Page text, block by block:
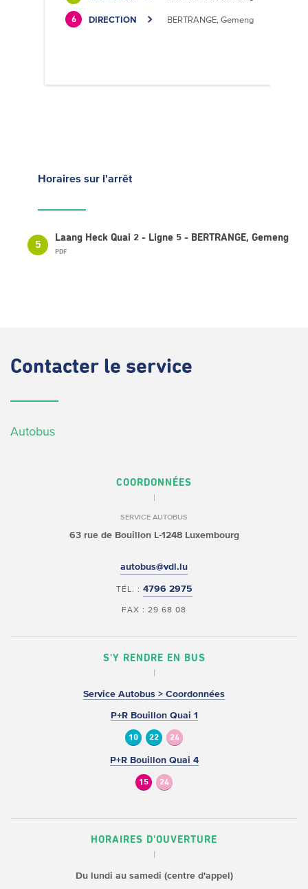
6 DIRECTION BERTRANGE, Gemeng
Horaires sur l'arrêt
5
Laang Heck Quai 2 - Ligne 5 - BERTRANGE, Gemeng
PDF
Contacter le service
Autobus
COORDONNÉES
SERVICE AUTOBUS
63 rue de BouillonL-1248 Luxembourg
autobus@vdl.lu
TÉL. : 4796 2975
FAX : 29 68 08
S'Y RENDRE EN BUS
Service Autobus > Coordonnées
P+R Bouillon Quai 1
10 22 24
P+R Bouillon Quai 4
15 24
HORAIRES D'OUVERTURE
Du lundi au samedi (centre d'appel)